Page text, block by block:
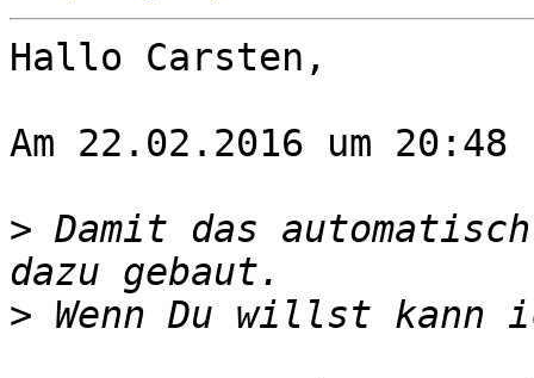
Hallo Carsten,
Am 22.02.2016 um
> Damit das
>